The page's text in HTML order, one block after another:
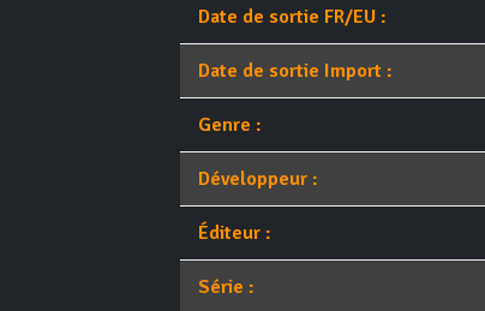
Date de sortie FR/EU :
Date de sortie Import :
Genre :
Développeur :
Éditeur :
Série :